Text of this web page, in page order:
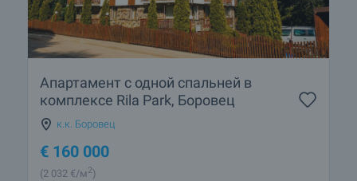
Апартамент с одной спальней в
комплексе Rila Park, Боровец
к.к. Боровец
€ 160 000
(2 032 €/м2)